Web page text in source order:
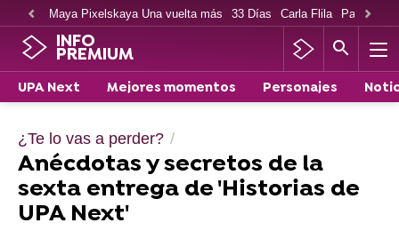
Maya Pixelskaya Una vuelta más 33 Días Carla Flila Paco
INFO
PREMIUM
UPA Next Mejores momentos Personajes
¿Te lo vas a perder?
Anécdotas y secretos de la
sexta entrega de 'Historias de
UPA Next'